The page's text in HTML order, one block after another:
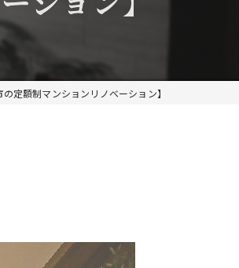
定額制マンションリノベーション】